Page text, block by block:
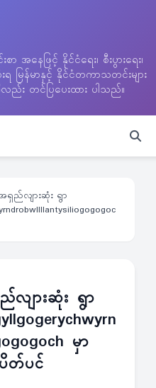
အနေဖြင့် နိုင်ငံရေး၊ စီးပွားရေး၊
မြန်မာနှင့် နိုင်ငံတကာသတင်းများ
း တင်ပြပေးထား ပါသည်။
ည်လျားဆုံး ရွာ
ျားဆုံး ရွာ
မှာ
တ်ပင်